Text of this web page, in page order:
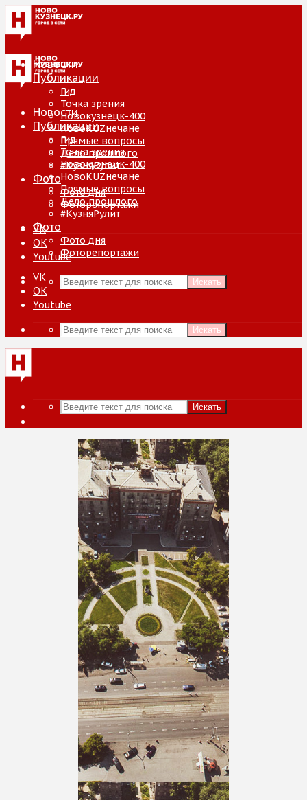
Новости
Публикации
Гид
Точка зрения
Новокузнецк-400
НовоKUZнечане
Прямые вопросы
Дело прошлого
#КузняРулит
Фото
Фото дня
Фоторепортажи
VK
ОК
Youtube
Искать
Новости
Публикации
Гид
Точка зрения
Новокузнецк-400
НовоKUZнечане
Прямые вопросы
Дело прошлого
#КузняРулит
Фото
Фото дня
Фоторепортажи
VK
ОК
Youtube
Искать
Искать